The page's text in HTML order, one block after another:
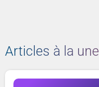
Articles à la une